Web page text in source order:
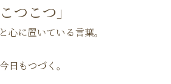
つこつ」
心に置いている言葉。
日もつづく。